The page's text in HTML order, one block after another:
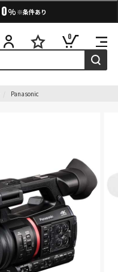
0% ※条件あり
0
Panasonic